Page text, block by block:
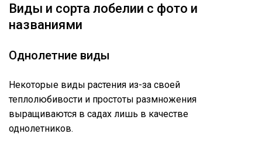
Виды и сорта лобелии с фото и
названиями
Однолетние виды
Некоторые виды растения из-за своей
теплолюбивости и простоты размножения
выращиваются в садах лишь в качестве
однолетников.